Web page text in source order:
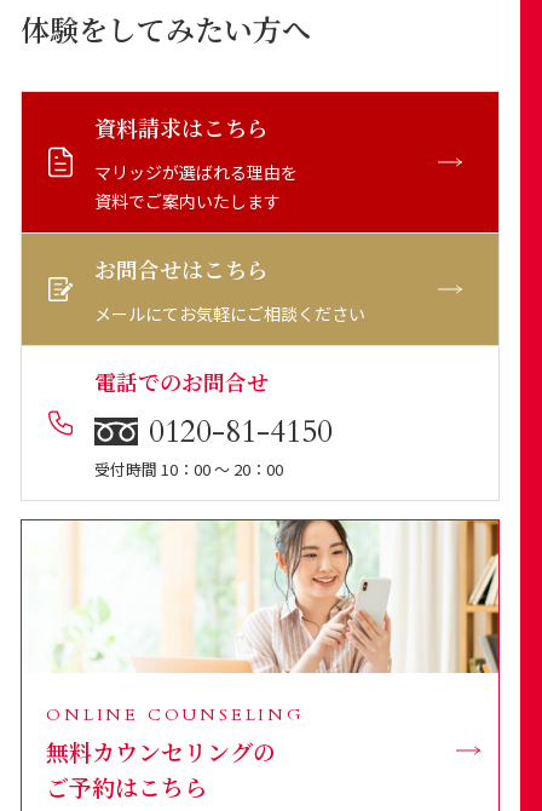
体験をしてみたい方へ
資料請求はこちら
マリッジが選ばれる理由を
資料でご案内いたします
お問合せはこちら
メールにてお気軽にご相談ください
電話でのお問合せ
0120-81-4150
受付時間 10：00 ～ 20：00
ONLINE COUNSELING
無料カウンセリングの
ご予約はこちら